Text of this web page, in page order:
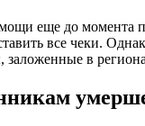
еще до момента
все чеки.
в